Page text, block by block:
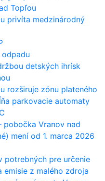
Topľou
privíta medzinárodný
detských ihrísk
rozširuje zónu plateného
parkovacie automaty
pobočka Vranov nad
mení od 1. marca 2026
potrebných pre určenie
z malého zdroja